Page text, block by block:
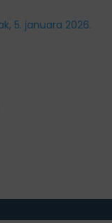
5. januara 2026.